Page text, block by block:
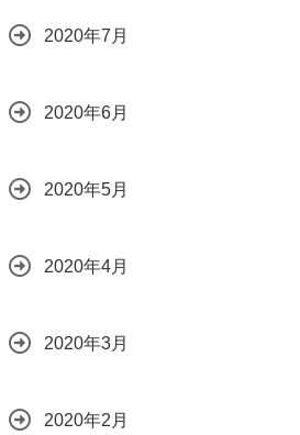
2020年7月
2020年6月
2020年5月
2020年4月
2020年3月
2020年2月